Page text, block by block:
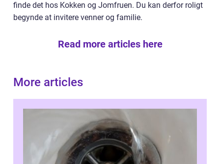
finde det hos Kokken og Jomfruen. Du kan derfor roligt
begynde at invitere venner og familie.
Read more articles here
More articles